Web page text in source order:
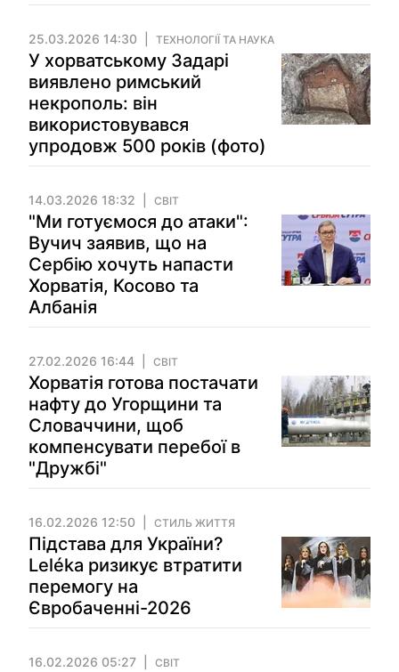
25.03.2026 14:30 ТЕХНОЛОГІЇ ТА НАУКА
У хорватському Задарі
виявлено римський
некрополь: він
використовувався
упродовж 500 років (фото)
14.03.2026 18:32 СВІТ
"Ми готуємося до атаки":
Вучич заявив, що на
Сербію хочуть напасти
Хорватія, Косово та
Албанія
27.02.2026 16:44 СВІТ
Хорватія готова постачати
нафту до Угорщини та
Словаччини, щоб
компенсувати перебої в
"Дружбі"
16.02.2026 12:50 СТИЛЬ ЖИТТЯ
Підстава для України?
Leléka ризикує втратити
перемогу на
Євробаченні-2026
16.02.2026 05:27 СВІТ